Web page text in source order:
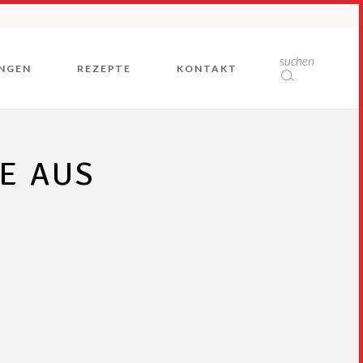
REZEPTE KONTAKT
suchen
AUS